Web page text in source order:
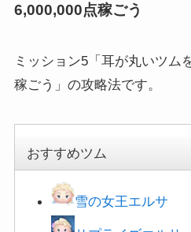
6,000,000点稼ごう
ミッション5「耳が丸いツム
稼ごう」の攻略法です。
おすすめツム
雪の女王エルサ